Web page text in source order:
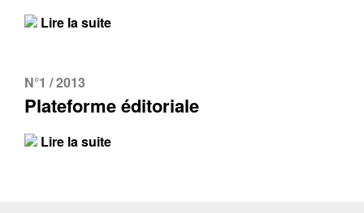
Lire la suite
N°1 / 2013
Plateforme éditoriale
Lire la suite